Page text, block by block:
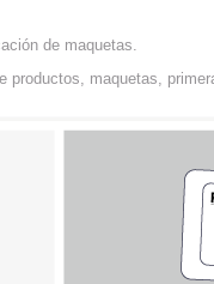
de maquetas.
productos, maquetas,